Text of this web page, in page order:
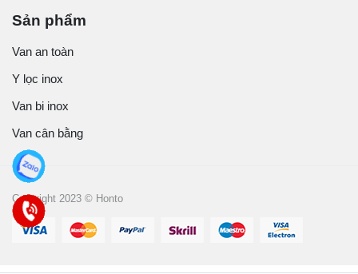
Sản phẩm
Van an toàn
Y lọc inox
Van bi inox
Van cân bằng
Copyright 2023 © Honto